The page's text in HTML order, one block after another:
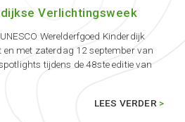
Verlichtingsweek
Werelderfgoed Kinderdijk
met zaterdag 12 september van
tijdens de 48ste editie van
LEES VERDER